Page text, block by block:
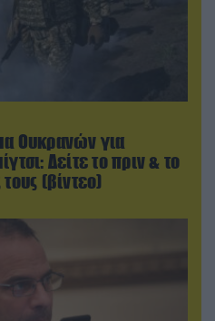
Ουκρανών για
Δείτε το πριν & το
(βίντεο)